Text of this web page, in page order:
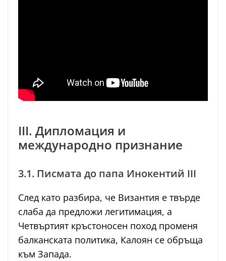
III. Дипломация и
международно признание
3.1. Писмата до папа Инокентий III
След като разбира, че Византия е твърде
слаба да предложи легитимация, а
Четвъртият кръстоносен поход променя
балканската политика, Калоян се обръща
към Запада.